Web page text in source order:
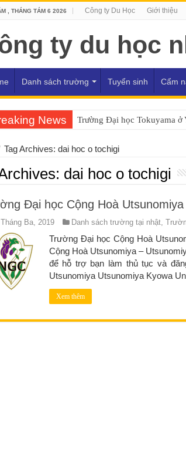
, THÁNG TÁM 6 2026 Công ty Du Học Giới thiệu
Danh sách trường Tuyển sinh Cẩm
News Trường Đại học Tokuyama ở
Tag Archives: dai hoc o tochigi
dai hoc o tochigi
Đại học Cộng Hoà
Ba, 2019 Danh sách trường tại nhật,
Trường Đại học Cộng Hoà
Cộng Hoà Utsunomiya –
để hỗ trợ bạn làm thủ tục và
Utsunomiya Utsunomiya
Xem thêm